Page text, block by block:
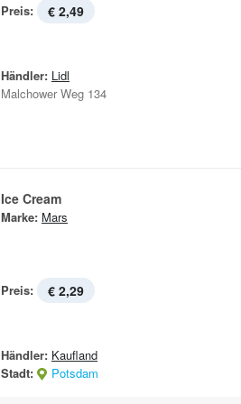
Preis: € 2,49
Händler: Lidl
Malchower Weg 134
Ice Cream
Marke: Mars
Preis: € 2,29
Händler: Kaufland
Stadt:
Potsdam